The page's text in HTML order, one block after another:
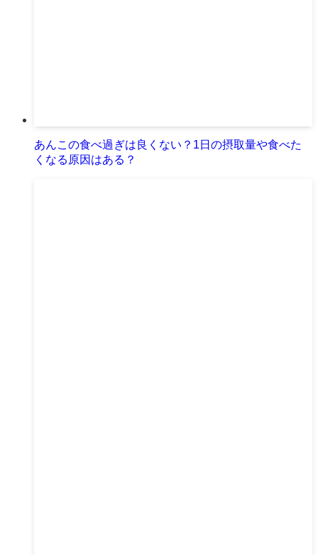
あんこの食べ過ぎは良くない？1日の摂取量や食べた
くなる原因はある？